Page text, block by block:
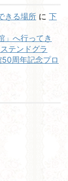
きる場所 に 下
」へ行ってき
テンドグラ
周年記念プロ